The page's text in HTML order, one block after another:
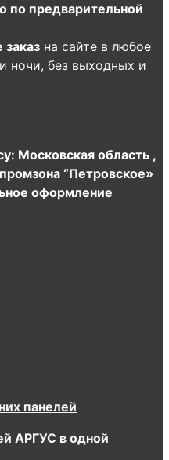
по предварительной
на сайте в любое
ночи, без выходных и
Московская область ,
“Петровское»
оформление
панелей
АРГУС в одной